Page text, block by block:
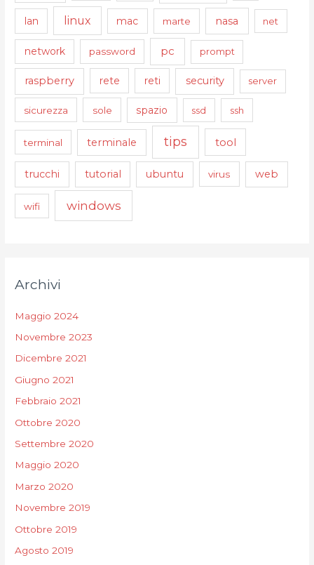
lan linux mac marte nasa net
network password pc prompt
raspberry rete reti security server
sicurezza sole spazio ssd ssh
terminal terminale tips tool
trucchi tutorial ubuntu virus web
wifi windows
Archivi
Maggio 2024
Novembre 2023
Dicembre 2021
Giugno 2021
Febbraio 2021
Ottobre 2020
Settembre 2020
Maggio 2020
Marzo 2020
Novembre 2019
Ottobre 2019
Agosto 2019